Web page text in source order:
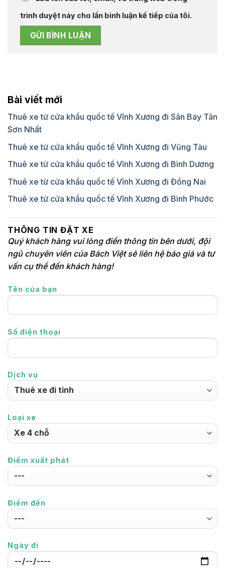
trình duyệt này cho lần bình luận kế tiếp của tôi.
Bài viết mới
Thuê xe từ cửa khẩu quốc tế Vĩnh Xương đi Sân Bay Tân
Sơn Nhất
Thuê xe từ cửa khẩu quốc tế Vĩnh Xương đi Vũng Tàu
Thuê xe từ cửa khẩu quốc tế Vĩnh Xương đi Bình Dương
Thuê xe từ cửa khẩu quốc tế Vĩnh Xương đi Đồng Nai
Thuê xe từ cửa khẩu quốc tế Vĩnh Xương đi Bình Phước
THÔNG TIN ĐẶT XE
Quý khách hàng vui lòng điền thông tin bên dưới, đội
ngũ chuyên viên của Bách Việt sẽ liên hệ báo giá và tư
vấn cụ thể đến khách hàng!
Tên của bạn
Số điện thoại
Dịch vụ
Loại xe
Điểm xuất phát
Điểm đến
Ngày đi